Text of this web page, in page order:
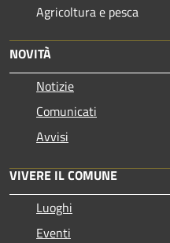
Agricoltura e pesca
NOVITÀ
Notizie
Comunicati
Avvisi
VIVERE IL COMUNE
Luoghi
Eventi